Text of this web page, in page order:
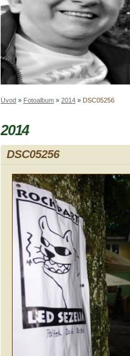
Úvod » Fotoalbum » 2014 » DSC05256
2014
DSC05256